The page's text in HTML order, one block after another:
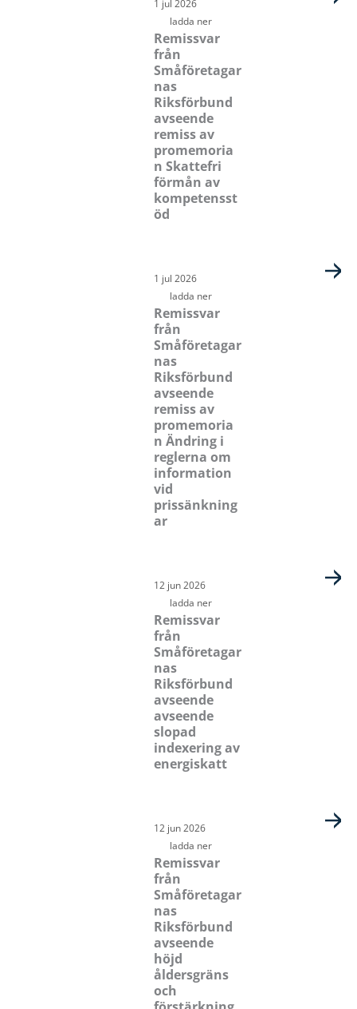
1 jul 2026
ladda ner
Remissvar
från
Småföretagar
nas
Riksförbund
avseende
remiss av
promemoria
n Skattefri
förmån av
kompetensst
öd
1 jul 2026
ladda ner
Remissvar
från
Småföretagar
nas
Riksförbund
avseende
remiss av
promemoria
n Ändring i
reglerna om
information
vid
prissänkning
ar
12 jun 2026
ladda ner
Remissvar
från
Småföretagar
nas
Riksförbund
avseende
avseende
slopad
indexering av
energiskatt
12 jun 2026
ladda ner
Remissvar
från
Småföretagar
nas
Riksförbund
avseende
höjd
åldersgräns
och